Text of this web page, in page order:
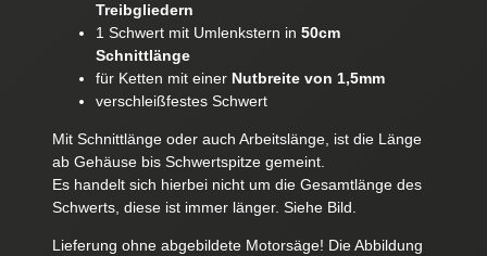
Treibgliedern
1 Schwert mit Umlenkstern in 50cm
Schnittlänge
für Ketten mit einer Nutbreite von 1,5mm
verschleißfestes Schwert
Mit Schnittlänge oder auch Arbeitslänge, ist die Länge
ab Gehäuse bis Schwertspitze gemeint.
Es handelt sich hierbei nicht um die Gesamtlänge des
Schwerts, diese ist immer länger. Siehe Bild.
Lieferung ohne abgebildete Motorsäge! Die Abbildung